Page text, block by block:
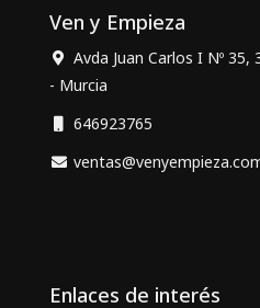
Ven y Empieza
Avda Juan Carlos I Nº
- Murcia
646923765
Enlaces de interés